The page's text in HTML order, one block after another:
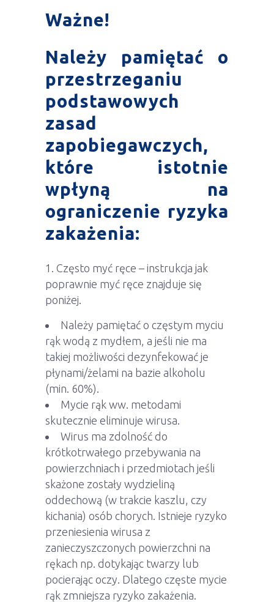
Ważne!
Należy pamiętać o
przestrzeganiu
podstawowych
zasad
zapobiegawczych,
które istotnie
wpłyną na
ograniczenie ryzyka
zakażenia:
Często myć ręce – instrukcja jak
poprawnie myć ręce znajduje się
poniżej.
Należy pamiętać o częstym myciu
rąk wodą z mydłem, a jeśli nie ma
takiej możliwości dezynfekować je
płynami/żelami na bazie alkoholu
(min. 60%).
Mycie rąk ww. metodami
skutecznie eliminuje wirusa.
Wirus ma zdolność do
krótkotrwałego przebywania na
powierzchniach i przedmiotach jeśli
skażone zostały wydzieliną
oddechową (w trakcie kaszlu, czy
kichania) osób chorych. Istnieje ryzyko
przeniesienia wirusa z
zanieczyszczonych powierzchni na
rękach np. dotykając twarzy lub
pocierając oczy. Dlatego częste mycie
rąk zmniejsza ryzyko zakażenia.